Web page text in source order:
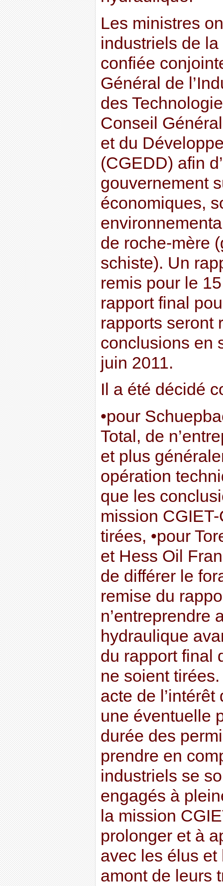
Les ministres
industriels de la
confiée
Général de
des
Conseil
et du
(CGEDD) afin
gouvernement
économiques,
de roche-mère
schiste). Un
remis pour le
rapport final
rapports seront
conclusions en
juin 2011.
Il a été décidé
•pour
Total, de
et plus
opération
que les
mission
tirées, •pour
et Hess Oil
de différer le
remise du
n’entreprendre
hydraulique
du rapport final
ne soient
acte de
une éventuelle
durée des
prendre en
industriels se
engagés à
la mission
prolonger et à
avec les élus
amont de leurs